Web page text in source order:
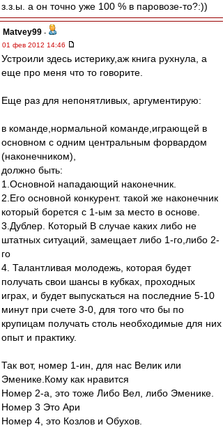
з.з.ы. а он точно уже 100 % в паровозе-то?:))
Matvey99 -
01 фев 2012 14:46
Устроили здесь истерику,аж книга рухнула, а
еще про меня что то говорите.
Еще раз для непонятливых, аргументирую:
в команде,нормальной команде,играющей в
основном с одним центральным форвардом
(наконечником),
должно быть:
1.Основной нападающий наконечник.
2.Его основной конкурент. такой же наконечник
который борется с 1-ым за место в основе.
3.Дублер. Который В случае каких либо не
штатных ситуаций, замещает либо 1-го,либо 2-
го
4. Талантливая молодежь, которая будет
получать свои шансы в кубках, проходных
играх, и будет выпускаться на последние 5-10
минут при счете 3-0, для того что бы по
крупицам получать столь необходимые для них
опыт и практику.
Так вот, номер 1-ин, для нас Велик или
Эменике.Кому как нравится
Номер 2-а, это тоже Либо Вел, либо Эменике.
Номер 3 Это Ари
Номер 4, это Козлов и Обухов.